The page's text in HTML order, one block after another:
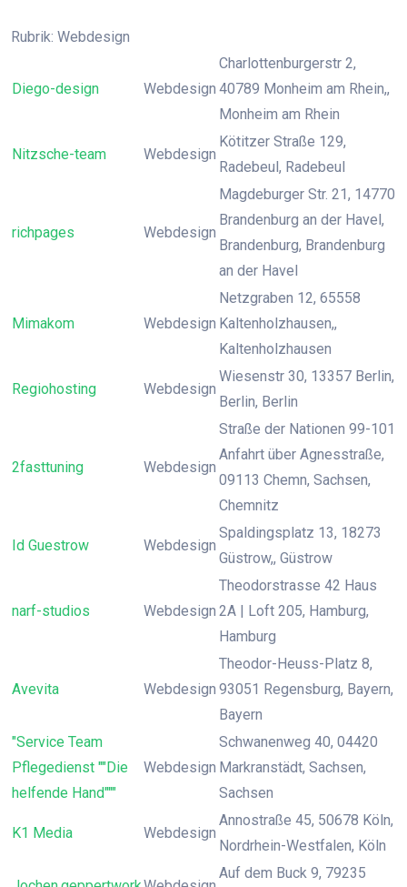
Rubrik: Webdesign
Diego-design Webdesign
Charlottenburgerstr 2,
40789 Monheim am Rhein,,
Monheim am Rhein
Nitzsche-team Webdesign
Kötitzer Straße 129,
Radebeul, Radebeul
richpages Webdesign
Magdeburger Str. 21, 14770
Brandenburg an der Havel,
Brandenburg, Brandenburg
an der Havel
Mimakom Webdesign
Netzgraben 12, 65558
Kaltenholzhausen,,
Kaltenholzhausen
Regiohosting Webdesign
Wiesenstr 30, 13357 Berlin,
Berlin, Berlin
2fasttuning Webdesign
Straße der Nationen 99-101
Anfahrt über Agnesstraße,
09113 Chemn, Sachsen,
Chemnitz
Id Guestrow Webdesign
Spaldingsplatz 13, 18273
Güstrow,, Güstrow
narf-studios Webdesign
Theodorstrasse 42 Haus
2A | Loft 205, Hamburg,
Hamburg
Avevita Webdesign
Theodor-Heuss-Platz 8,
93051 Regensburg, Bayern,
Bayern
"Service Team
Pflegedienst ""Die
helfende Hand"""
Webdesign
Schwanenweg 40, 04420
Markranstädt, Sachsen,
Sachsen
K1 Media Webdesign
Annostraße 45, 50678 Köln,
Nordrhein-Westfalen, Köln
Auf dem Buck 9, 79235